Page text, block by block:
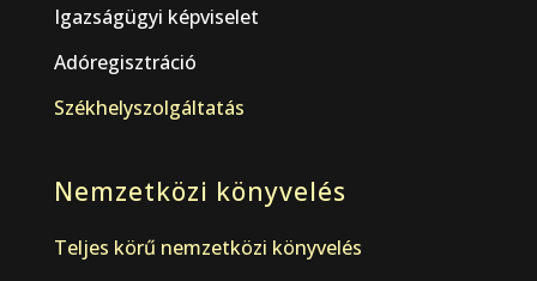
Igazságügyi képviselet
Adóregisztráció
Székhelyszolgáltatás
Nemzetközi könyvelés
Teljes körű nemzetközi könyvelés